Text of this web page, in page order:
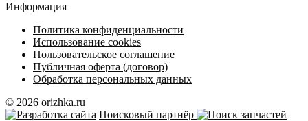
Информация
Политика конфиденциальности
Использование cookies
Пользовательское соглашение
Публичная оферта (договор)
Обработка персональных данных
© 2026 orizhka.ru
Поисковый партнёр